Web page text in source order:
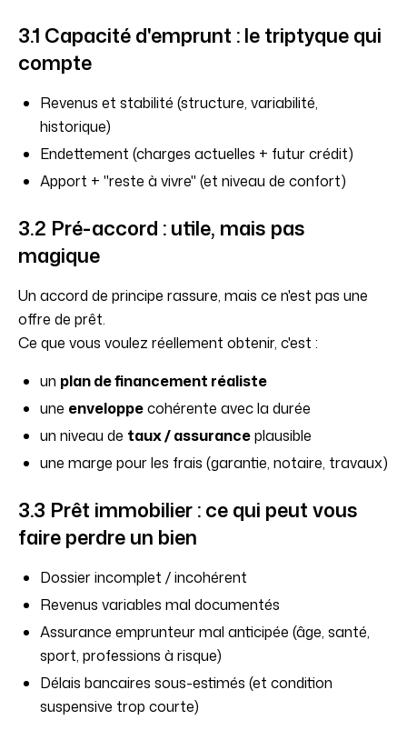
3.1 Capacité d'emprunt : le triptyque qui
compte
Revenus et stabilité (structure, variabilité,
historique)
Endettement (charges actuelles + futur crédit)
Apport + "reste à vivre" (et niveau de confort)
3.2 Pré-accord : utile, mais pas
magique
Un accord de principe rassure, mais ce n'est pas une
offre de prêt.
Ce que vous voulez réellement obtenir, c'est :
un plan de financement réaliste
une enveloppecohérente avec la durée
un niveau de taux / assuranceplausible
une marge pour les frais (garantie, notaire, travaux)
3.3 Prêt immobilier : ce qui peut vous
faire perdre un bien
Dossier incomplet / incohérent
Revenus variables mal documentés
Assurance emprunteur mal anticipée (âge, santé,
sport, professions à risque)
Délais bancaires sous-estimés (et condition
suspensive trop courte)